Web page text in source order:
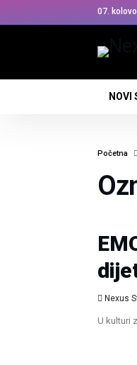
07.
NOVI
Početna
Nexus
U kulturi